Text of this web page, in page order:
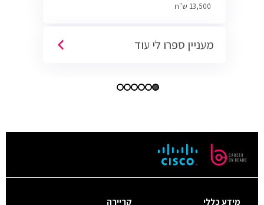
13,500 ש"ח
מעניין ספרו לי עוד
מידע כללי
קריירה